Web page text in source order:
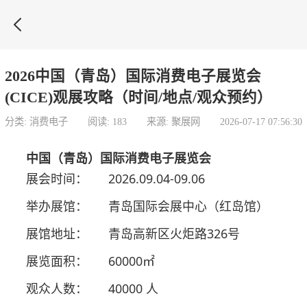

2026中国（青岛）国际消费电子展览会
(CICE)观展攻略（时间/地点/观众预约）
分类: 消费电子 阅读: 183 来源: 聚展网 2026-07-17 07:56:30
中国（青岛）国际消费电子展览会
展会时间：
2026.09.04-09.06
举办展馆：
青岛国际会展中心（红岛馆）
展馆地址：
青岛高新区火炬路326号
展览面积：
60000㎡
观众人数：
40000 人